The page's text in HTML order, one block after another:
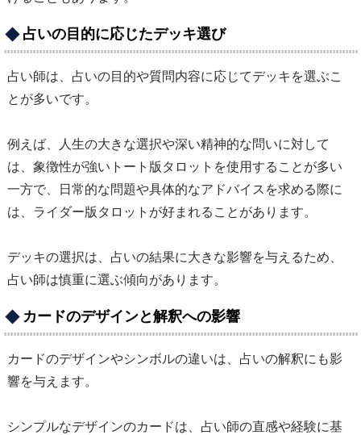
占いの目的に応じたデッキ選び
占い師は、占いの目的や質問内容に応じてデッキを選ぶこ
とが多いです。
例えば、人生の大きな選択や深い精神的な問いに対して
は、象徴性が強いトート版タロットを使用することが多い
一方で、日常的な問題や具体的なアドバイスを求める際に
は、ライダー版タロットが好まれることがあります。
デッキの選択は、占いの結果に大きな影響を与えるため、
占い師は慎重に選ぶ傾向があります。
カードのデザインと解釈への影響
カードのデザインやシンボルの違いは、占いの解釈にも影
響を与えます。
シンプルなデザインのカードは、占い師の直感や経験に基